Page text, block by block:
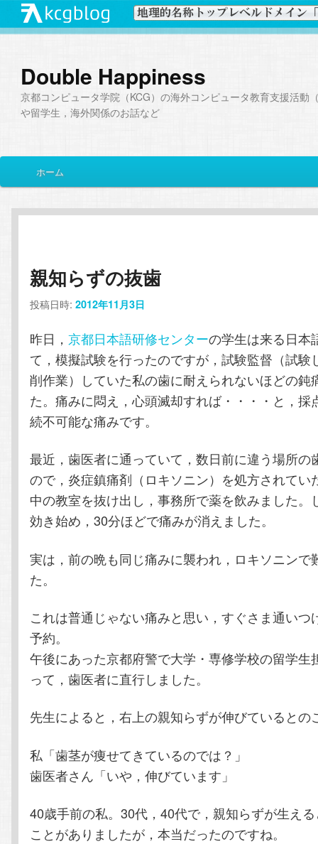
Double Happiness
京都コンピュータ学院（KCG）の海外コンピュータ教育支援活動
や留学生，海外関係のお話など
イ
メ
イ
コ
ン
テ
ン
ツ
へ
移
動
サ
ブ
ン
テ
ン
ツ
へ
移
動
ホーム
親知らずの抜歯
投稿日時:2012年11月3日
昨日，京都日本語研修センターの学生は来る日本
て，模擬試験を行ったのですが，試験監督（試験
削作業）していた私の歯に耐えられないほどの鈍
た。痛みに悶え，心頭滅却すれば・・・・と，採
続不可能な痛みです。
最近，歯医者に通っていて，数日前に違う場所の
ので，炎症鎮痛剤（ロキソニン）を処方されてい
中の教室を抜け出し，事務所で薬を飲みました。
効き始め，30分ほどで痛みが消えました。
実は，前の晩も同じ痛みに襲われ，ロキソニンで
た。
これは普通じゃない痛みと思い，すぐさま通いつ
予約。
午後にあった京都府警で大学・専修学校の留学生
って，歯医者に直行しました。
先生によると，右上の親知らずが伸びているとの
私「歯茎が痩せてきているのでは？」
歯医者さん「いや，伸びています」
40歳手前の私。30代，40代で，親知らずが生え
ことがありましたが，本当だったのですね。